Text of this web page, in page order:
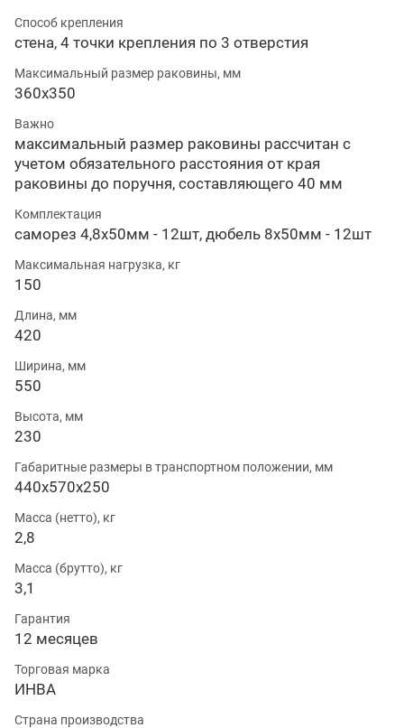
Способ крепления
стена, 4 точки крепления по 3 отверстия
Максимальный размер раковины, мм
360х350
Важно
максимальный размер раковины рассчитан с
учетом обязательного расстояния от края
раковины до поручня, составляющего 40 мм
Комплектация
саморез 4,8х50мм - 12шт, дюбель 8х50мм - 12шт
Максимальная нагрузка, кг
150
Длина, мм
420
Ширина, мм
550
Высота, мм
230
Габаритные размеры в транспортном положении, мм
440х570х250
Масса (нетто), кг
2,8
Масса (брутто), кг
3,1
Гарантия
12 месяцев
Торговая марка
ИНВА
Страна производства